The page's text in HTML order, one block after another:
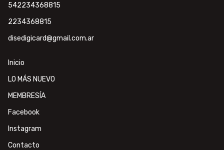
542234368815
2234368815
disedigicard@gmail.com.ar
Inicio
LO MÁS NUEVO
MEMBRESÍA
Facebook
Instagram
Contacto